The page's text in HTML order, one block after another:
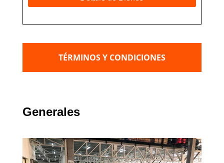
TÉRMINOS Y CONDICIONES
Generales